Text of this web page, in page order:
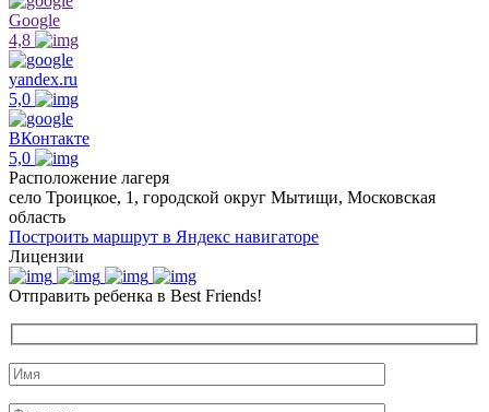
Google
4,8
yandex.ru
5,0
ВКонтакте
5,0
Расположение лагеря
село Троицкое, 1, городской округ Мытищи, Московская
область
Построить маршрут в Яндекс навигаторе
Лицензии
Отправить ребенка в Best Friends!